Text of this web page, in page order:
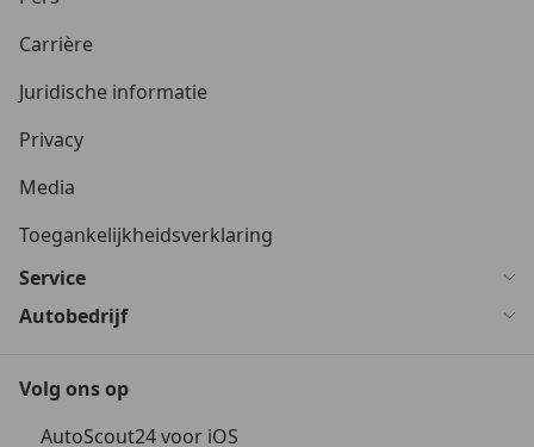
Carrière
Juridische informatie
Privacy
Media
Toegankelijkheidsverklaring
Service
Autobedrijf
Volg ons op
AutoScout24 voor iOS